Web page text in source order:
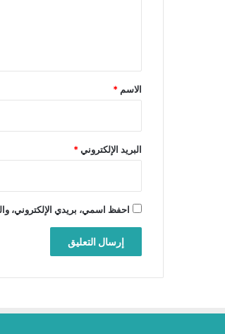
*
الاسم *
البريد الإلكتروني*
احفظ اسمي، بريدي الإلكتروني،